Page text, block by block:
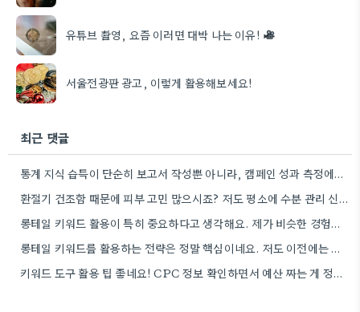
유튜브 촬영, 요즘 이러면 대박 나는 이유!
서울전광판 광고, 이렇게 활용해보세요!
최근 댓글
통계 지식 습득이 단순히 보고서 작성뿐 아니라, 캠페인 성과 측정에도 도움이 된다니 흥미롭네요.
환절기 건조함 때문에 피부 고민 많으시죠? 저도 평소에 수분 관리 신경 쓰느라 시간 오래 뺏깁니다.
롱테일 키워드 활용이 특히 중요하다고 생각해요. 제가 비슷한 경험을 할 때, 너무 일반적인 키워드에 집중했더니…
롱테일 키워드를 활용하는 전략은 정말 핵심이네요. 저도 이전에는 너무 넓은 범위의 키워드에 집중해서 예산을 낭비했던…
키워드 도구 활용 팁 좋네요! CPC 정보 확인하면서 예산 짜는 게 정말 중요할 것 같아요.